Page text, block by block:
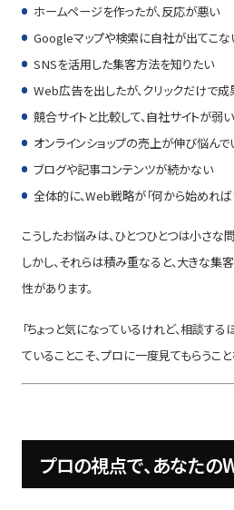
ホームページを作ったが、反応が悪い
Googleマップや検索に自社が出てこな
SNSを活用した集客方法を知りたい
Web広告を出したが、クリックだけで
競合サイトと比較して、自社サイトが弱
オンラインショップの売上が伸び悩んで
ブログや記事コンテンツが続かない
全体的に、Web戦略が「何から始めれ
こうしたお悩みは、ひとつひとつは小さな
しかし、それらは積み重なると、大きな
性があります。
「ちょっと気になっているけれど、相談す
ていることこそ、プロに一度見てもらうこと
プロの視点で、あなたの